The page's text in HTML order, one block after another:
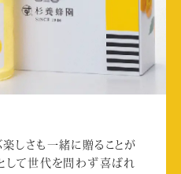
しさも一緒に贈ることが
して世代を問わず喜ばれ